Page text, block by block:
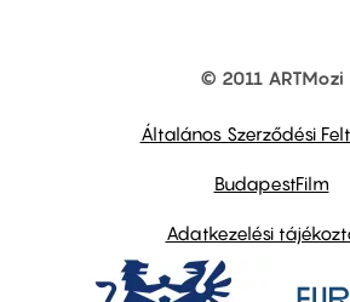
© 2011 ARTMozi
Általános Szerződési
BudapestFilm
Adatkezelési